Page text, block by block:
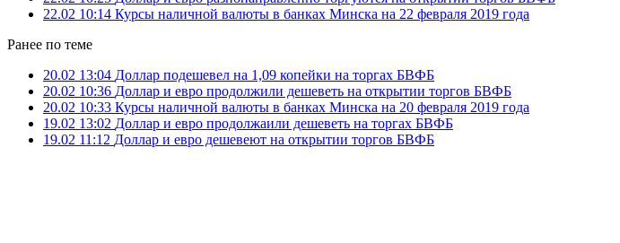
22.02 10:14 Курсы наличной валюты в банках Минска на 22 февраля 2019 года
Ранее по теме
20.02 13:04 Доллар подешевел на 1,09 копейки на торгах БВФБ
20.02 10:36 Доллар и евро продолжили дешеветь на открытии торгов БВФБ
20.02 10:33 Курсы наличной валюты в банках Минска на 20 февраля 2019 года
19.02 13:02 Доллар и евро продолжаили дешеветь на торгах БВФБ
19.02 11:12 Доллар и евро дешевеют на открытии торгов БВФБ